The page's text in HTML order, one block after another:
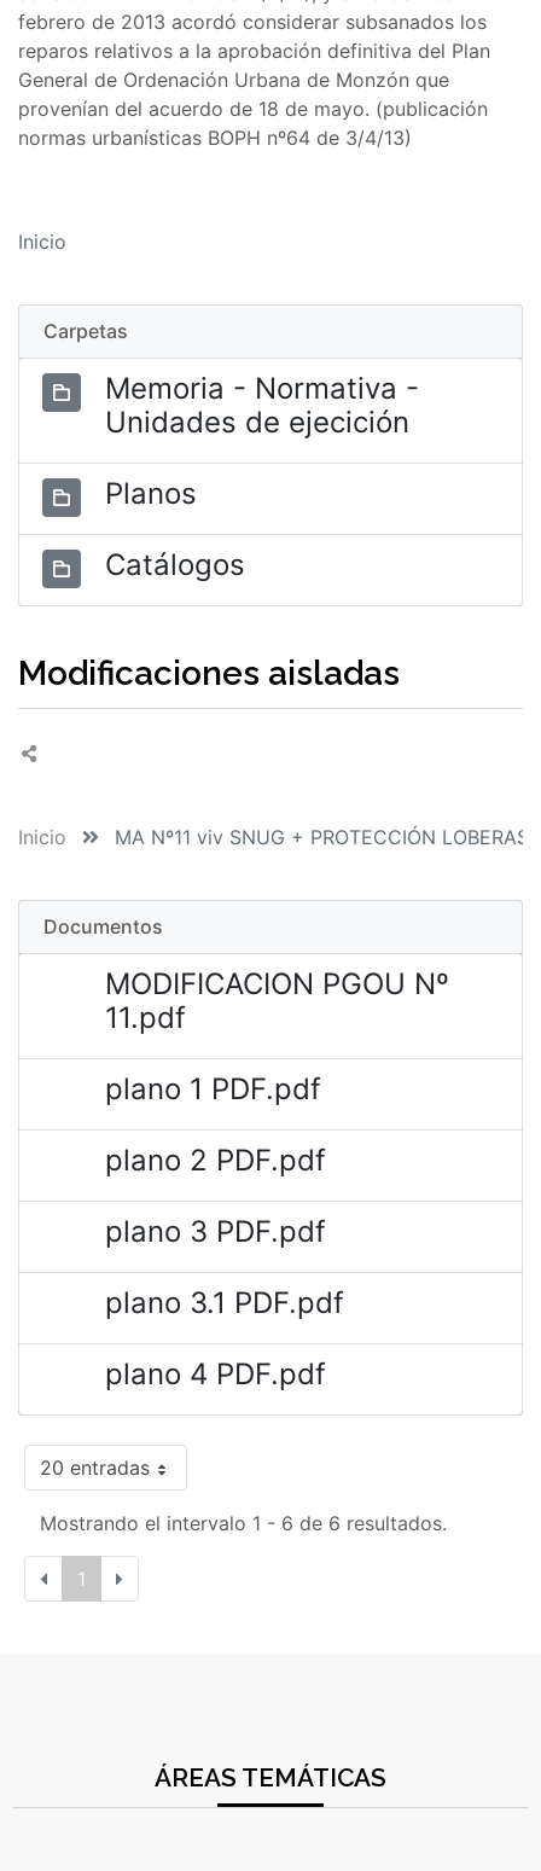
febrero de 2013 acordó considerar subsanados los
reparos relativos a la aprobación definitiva del Plan
General de Ordenación Urbana de Monzón que
provenían del acuerdo de 18 de mayo. (publicación
normas urbanísticas BOPH nº64 de 3/4/13)
Inicio
Carpetas
Memoria - Normativa -
Unidades de ejecición
Planos
Catálogos
Modificaciones aisladas
Inicio MA Nº11 viv SNUG + PROTECCIÓN
Documentos
MODIFICACION PGOU Nº
11.pdf
plano 1 PDF.pdf
plano 2 PDF.pdf
plano 3 PDF.pdf
plano 3.1 PDF.pdf
plano 4 PDF.pdf
20 entradas
Mostrando el intervalo 1 - 6 de 6 resultados.
1
ÁREAS TEMÁTICAS